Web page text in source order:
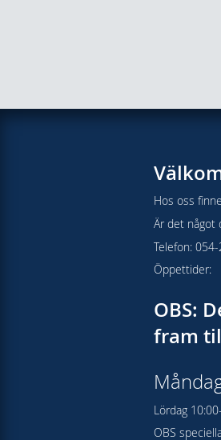
Hos oss
Är det något
Telefon:
Öppettider:
OBS:
fram
Lördag
OBS